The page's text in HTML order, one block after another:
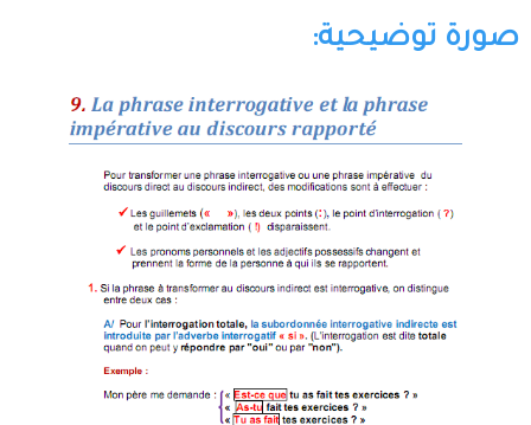
صورة توضيحية: